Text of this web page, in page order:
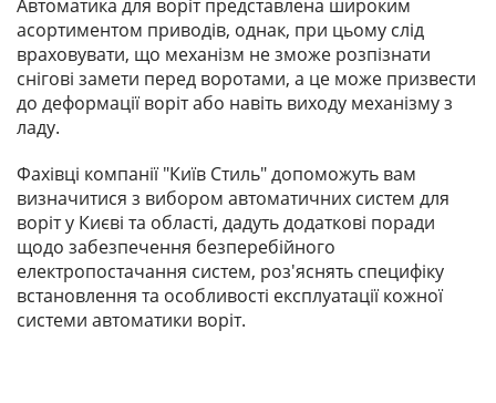
Автоматика для воріт представлена ​​широким
асортиментом приводів, однак, при цьому слід
враховувати, що механізм не зможе розпізнати
снігові замети перед воротами, а це може призвести
до деформації воріт або навіть виходу механізму з
ладу.
Фахівці компанії "Київ Стиль" допоможуть вам
визначитися з вибором автоматичних систем для
воріт у Києві та області, дадуть додаткові поради
щодо забезпечення безперебійного
електропостачання систем, роз'яснять специфіку
встановлення та особливості експлуатації кожної
системи автоматики воріт.